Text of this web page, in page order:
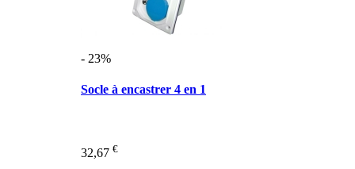
- 23%
Socle à encastrer 4 en 1
32,67 €